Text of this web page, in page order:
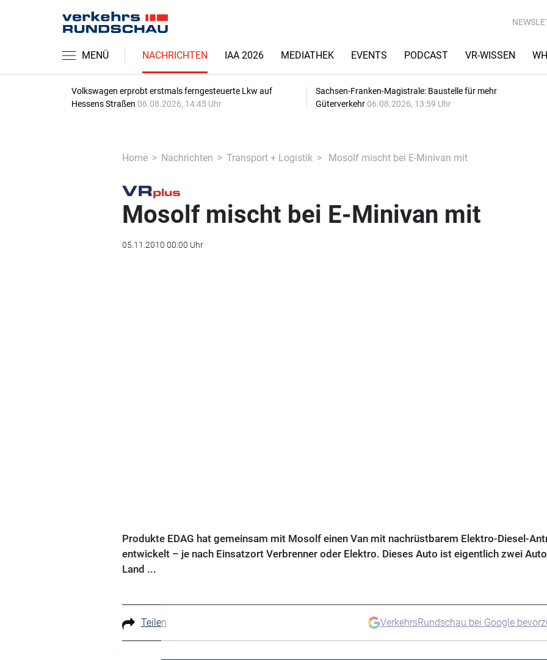
MENÜ NACHRICHTEN IAA 2026 MEDIATHEK EVENTS PODCAST VR-WISSEN
Volkswagen erprobt erstmals ferngesteuerte Lkw auf
Hessens Straßen 06.08.2026, 14:45 Uhr
Sachsen-Franken-Magistrale: Baustelle für mehr
Güterverkehr 06.08.2026, 13:59 Uhr
Home Nachrichten Transport + Logistik Mosolf mischt bei E-Minivan mit
Mosolf mischt bei E-Minivan mit
05.11.2010 00:00 Uhr
Produkte EDAG hat gemeinsam mit Mosolf einen Van mit nachrüstbarem Elektro-Diesel-
entwickelt – je nach Einsatzort Verbrenner oder Elektro. Dieses Auto ist eigentlich zwei
Land ...
Teilen VerkehrsRundschau bei Google